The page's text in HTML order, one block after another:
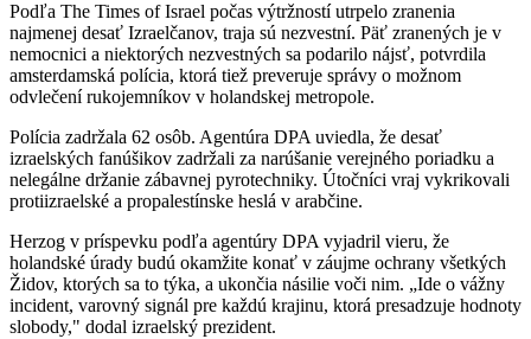
Podľa The Times of Israel počas výtržností utrpelo zranenia
najmenej desať Izraelčanov, traja sú nezvestní. Päť zranených je v
nemocnici a niektorých nezvestných sa podarilo nájsť, potvrdila
amsterdamská polícia, ktorá tiež preveruje správy o možnom
odvlečení rukojemníkov v holandskej metropole.
Polícia zadržala 62 osôb. Agentúra DPA uviedla, že desať
izraelských fanúšikov zadržali za narúšanie verejného poriadku a
nelegálne držanie zábavnej pyrotechniky. Útočníci vraj vykrikovali
protiizraelské a propalestínske heslá v arabčine.
Herzog v príspevku podľa agentúry DPA vyjadril vieru, že
holandské úrady budú okamžite konať v záujme ochrany všetkých
Židov, ktorých sa to týka, a ukončia násilie voči nim. „Ide o vážny
incident, varovný signál pre každú krajinu, ktorá presadzuje hodnoty
slobody," dodal izraelský prezident.